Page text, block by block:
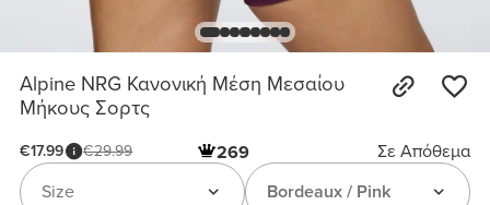
Alpine NRG Κανονική Μέση Μεσαίου
Μήκους Σορτς
€17.99 €29.99 269
Σε Απόθεμα
Bordeaux / Pink
Size